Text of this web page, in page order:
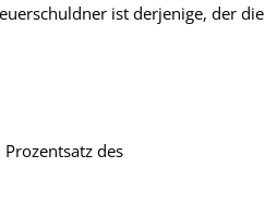
ist derjenige, der die
des